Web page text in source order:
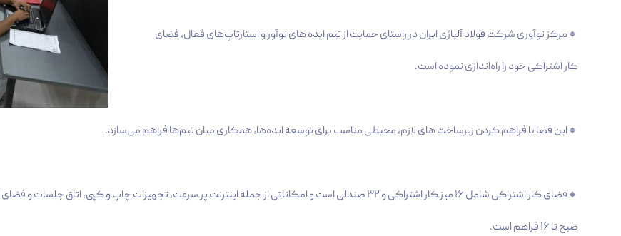
🔸مرکز نوآوری شرکت فولاد آلیاژی ایران در راستای حمایت از تیم‌ ایده های نوآور و استارتاپ‌های فعال، فضای
کار اشتراکی خود را راه‌اندازی نموده است.
🔸این فضا با فراهم کردن زیرساخت‌ های لازم، محیطی مناسب برای توسعه ایده‌ها، همکاری میان تیم‌ها فراهم می‌سازد.
صبح تا 16 فراهم است.